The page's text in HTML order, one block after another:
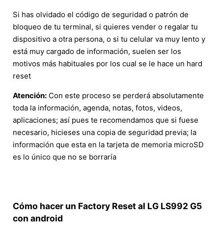
Si has olvidado el código de seguridad o patrón de
bloqueo de tu terminal, si quieres vender o regalar tu
dispositivo a otra persona, o si tu celular va muy lento y
está muy cargado de información, suelen ser los
motivos más habituales por los cual se le hace un hard
reset
Atención: Con este proceso se perderá absolutamente
toda la información, agenda, notas, fotos, videos,
aplicaciones; así pues te recomendamos que si fuese
necesario, hicieses una copia de seguridad previa; la
información que esta en la tarjeta de memoria microSD
es lo único que no se borraría
Cómo hacer un Factory Reset al LG LS992 G5
con android